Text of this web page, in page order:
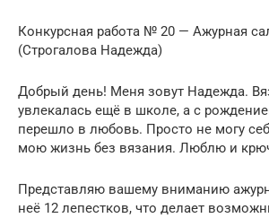
Конкурсная работа № 20 — Ажурная
(Строгалова Надежда)
Добрый день! Меня зовут Надежда.
увлекалась ещё в школе, а с
перешло в любовь. Просто не могу
мою жизнь без вязания. Люблю и
Представляю вашему вниманию
неё 12 лепестков, что делает